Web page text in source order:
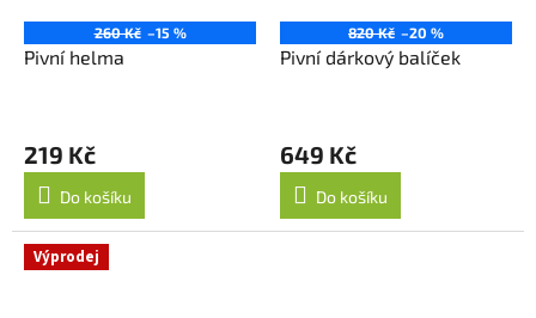
260 Kč –15 %
Pivní helma
219 Kč
Do košíku
820 Kč –20 %
Pivní dárkový balíček
649 Kč
Do košíku
Výprodej